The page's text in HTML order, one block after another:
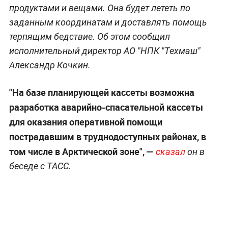
продуктами и вещами. Она будет лететь по
заданным координатам и доставлять помощь
терпящим бедствие. Об этом сообщил
исполнительный директор АО "НПК "Техмаш"
Александр Кочкин.
"На базе планирующей кассеты возможна
разработка аварийно-спасательной кассеты
для оказания оперативной помощи
пострадавшим в труднодоступных районах, в
том числе в Арктической зоне", — сказалон в
беседе с ТАСС.